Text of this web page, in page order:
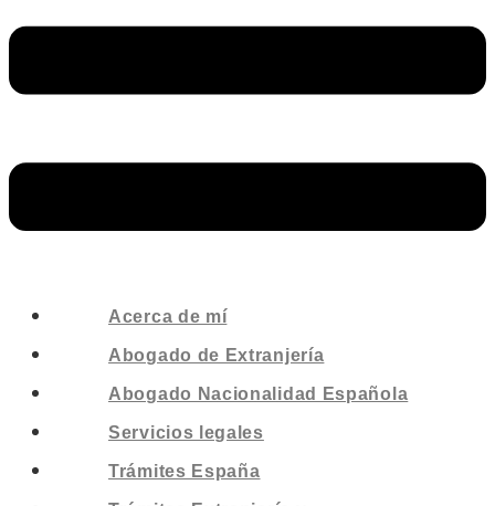
Acerca de mí
Abogado de Extranjería
Abogado Nacionalidad Española
Servicios legales
Trámites España